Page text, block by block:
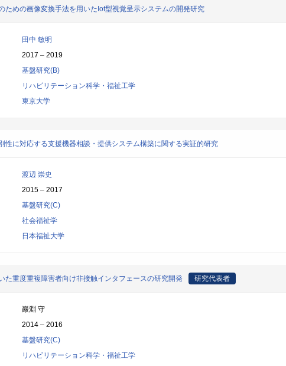
ための画像変換手法を用いたIot型視覚呈示システムの開発研究
田中 敏明
2017 – 2019
基盤研究(B)
リハビリテーション科学・福祉工学
東京大学
性に対応する支援機器相談・提供システム構築に関する実証的研究
渡辺 崇史
2015 – 2017
基盤研究(C)
社会福祉学
日本福祉大学
た重度重複障害者向け非接触インタフェースの研究開発 研究代表者
巖淵 守
2014 – 2016
基盤研究(C)
リハビリテーション科学・福祉工学